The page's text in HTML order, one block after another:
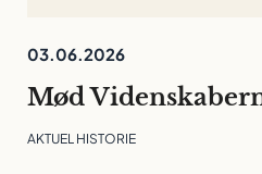
03.06.2026
AKTUEL HISTORIE